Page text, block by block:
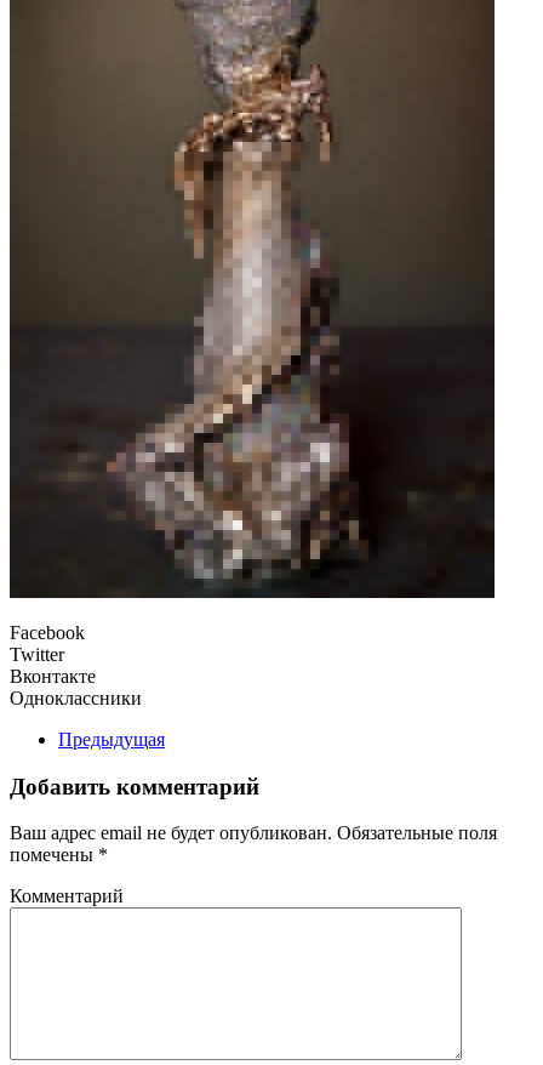
Facebook
Twitter
Вконтакте
Одноклассники
Предыдущая
Добавить комментарий
Ваш адрес email не будет опубликован. Обязательные поля
помечены *
Комментарий